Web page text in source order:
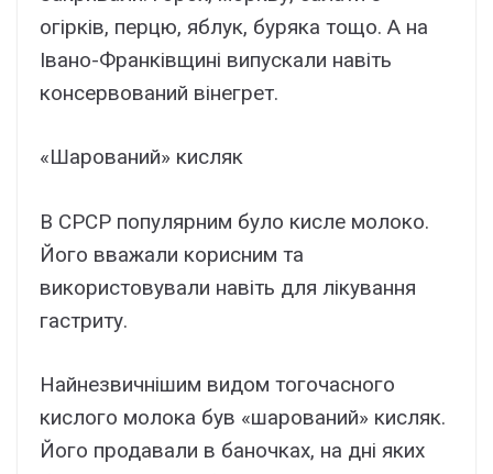
огірків, перцю, яблук, буряка тощо. А на
Івано-Франківщині випускали навіть
консервований вінегрет.
«Шарований» кисляк
В СРСР популярним було кисле молоко.
Його вважали корисним та
використовували навіть для лікування
гастриту.
Найнезвичнішим видом тогочасного
кислого молока був «шарований» кисляк.
Його продавали в баночках, на дні яких